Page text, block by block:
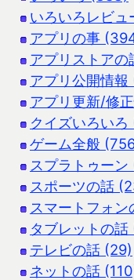
いろいろレビュ
アプリの事
アプリストア
アプリ公開情
アプリ更新/修
クイズいろい
ゲーム全般
スプラトゥー
スポーツの話
スマートフォ
タブレットの話
テレビの話 (29)
ネットの話